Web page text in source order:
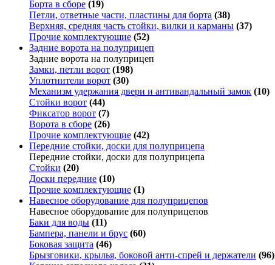
Борта в сборе (19)
Петли, ответные части, пластины для борта (38)
Верхняя, средняя часть стойки, вилки и карманы (37)
Прочие комплектующие (52)
Задние ворота на полуприцеп
Задние ворота на полуприцеп
Замки, петли ворот (198)
Уплотнители ворот (30)
Механизм удержания двери и антивандальный замок (10)
Стойки ворот (44)
Фиксатор ворот (7)
Ворота в сборе (26)
Прочие комплектующие (42)
Передние стойки, доски для полуприцепа
Передние стойки, доски для полуприцепа
Стойки (20)
Доски передние (10)
Прочие комплектующие (1)
Навесное оборудование для полуприцепов
Навесное оборудование для полуприцепов
Баки для воды (11)
Бампера, панели и брус (60)
Боковая защита (46)
Брызговики, крылья, боковой анти-спрей и держатели (96)